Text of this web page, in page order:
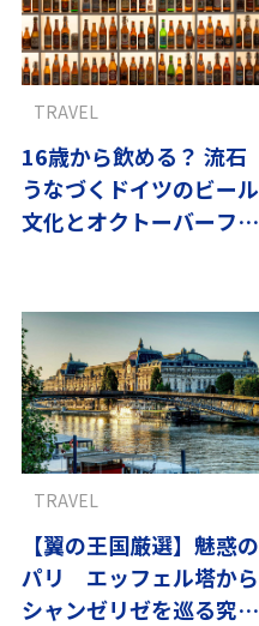
16歳から飲める？ 流石
うなづくドイツのビール
文化とオクトーバーフェ
TRAVEL
【翼の王国厳選】魅惑の
パリ エッフェル塔から
シャンゼリゼを巡る究極
TRAVEL